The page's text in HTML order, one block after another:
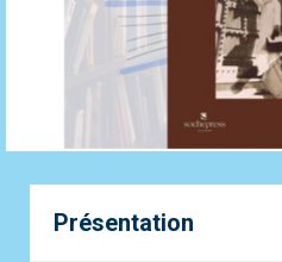
Présentation